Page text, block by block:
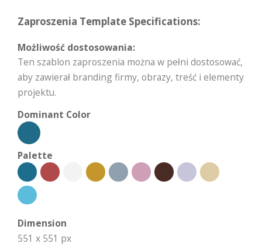
Zaproszenia Template Specifications:
Możliwość dostosowania:
Ten szablon zaproszenia można w pełni dostosować,
aby zawierał branding firmy, obrazy, treść i elementy
projektu.
Dominant Color
Palette
Dimension
551 x 551 px